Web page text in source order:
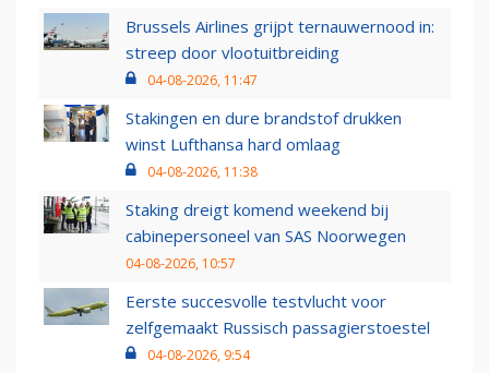
Brussels Airlines grijpt ternauwernood in:
streep door vlootuitbreiding
04-08-2026, 11:47
Stakingen en dure brandstof drukken
winst Lufthansa hard omlaag
04-08-2026, 11:38
Staking dreigt komend weekend bij
cabinepersoneel van SAS Noorwegen
04-08-2026, 10:57
Eerste succesvolle testvlucht voor
zelfgemaakt Russisch passagierstoestel
04-08-2026, 9:54